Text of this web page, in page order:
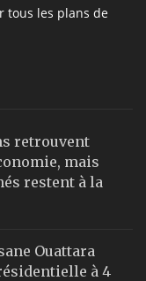
tous les plans de
retrouvent
mais
restent à la
Ouattara
à 4